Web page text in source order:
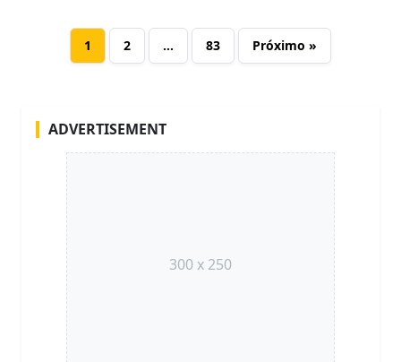
1 2 … 83 Próximo »
ADVERTISEMENT
300 x 250